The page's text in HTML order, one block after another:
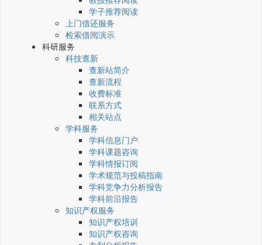
学子推荐阅读
上门借还服务
检索借阅演示
科研服务
科技查新
查新站简介
查新流程
收费标准
联系方式
相关站点
学科服务
学科信息门户
学科课题咨询
学科情报订阅
学术规范与投稿指南
学科竞争力分析报告
学科前沿报告
知识产权服务
知识产权培训
知识产权咨询